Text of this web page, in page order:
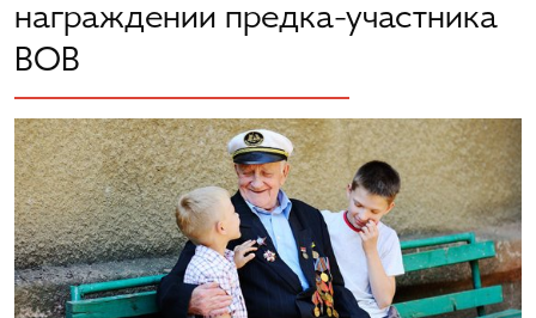
награждении предка-участника
ВОВ